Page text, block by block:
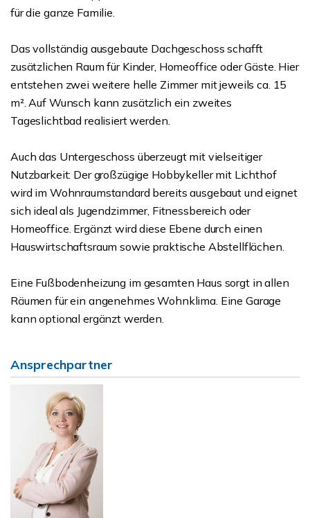
für die ganze Familie.
Das vollständig ausgebaute Dachgeschoss schafft
zusätzlichen Raum für Kinder, Homeoffice oder Gäste. Hier
entstehen zwei weitere helle Zimmer mit jeweils ca. 15
m². Auf Wunsch kann zusätzlich ein zweites
Tageslichtbad realisiert werden.
Auch das Untergeschoss überzeugt mit vielseitiger
Nutzbarkeit: Der großzügige Hobbykeller mit Lichthof
wird im Wohnraumstandard bereits ausgebaut und eignet
sich ideal als Jugendzimmer, Fitnessbereich oder
Homeoffice. Ergänzt wird diese Ebene durch einen
Hauswirtschaftsraum sowie praktische Abstellflächen.
Eine Fußbodenheizung im gesamten Haus sorgt in allen
Räumen für ein angenehmes Wohnklima. Eine Garage
kann optional ergänzt werden.
Ansprechpartner